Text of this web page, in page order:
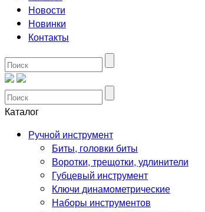
Новости
Новинки
Контакты
Каталог
Ручной инструмент
Биты, головки биты
Воротки, трещотки, удлинители
Губцевый инструмент
Ключи динамометрические
Наборы инструментов